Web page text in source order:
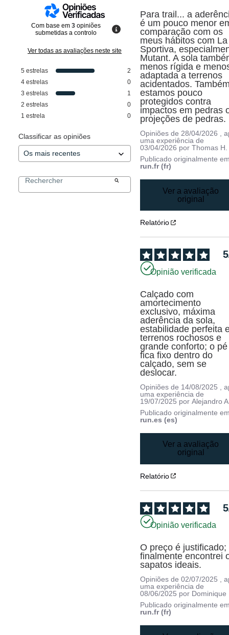
Com base em 3 opiniões
submetidas a controlo
Ver todas as avaliações neste site
5 estrelas
2
4 estrelas
0
3 estrelas
1
2 estrelas
0
1 estrela 0
Classificar as opiniões
Para trail... a
é um pouco menor
comparação com os
meus hábitos com La
Sportiva,
Mutant. A sola
menos rígida e
adaptada a terrenos
acidentados.
estamos pouco
protegidos contra
impactos em pedras
projeções de pedras.
Opiniões de 28/04/2026
,
uma experiência de
03/04/2026 porThomas H.
Publicado originalmente
run.fr (fr)
Ver a avaliação
original
Relatório
5
Opinião verificada
Calçado com
amortecimento
exclusivo, máxima
aderência da sola,
estabilidade perfeita
terrenos rochosos e
grande conforto; o pé
fica fixo dentro do
calçado, sem se
deslocar.
Opiniões de 14/08/2025
,
uma experiência de
19/07/2025 porAlejandro
Publicado originalmente
run.es (es)
Ver a avaliação
original
Relatório
5
Opinião verificada
O preço é justificado;
finalmente encontrei
sapatos ideais.
Opiniões de02/07/2025
,
uma experiência de
08/06/2025 por Dominique
Publicado originalmente
run.fr (fr)